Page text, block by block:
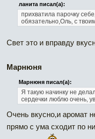
ланита писал(а):
прихватила парочку
обязательно,Оль, с
Свет это и вправду
Марнюня
Марнюня писал(а):
Я такую начинку не
сердечки люблю очень,
Очень вкусно,и аромат
прямо с ума сходит по